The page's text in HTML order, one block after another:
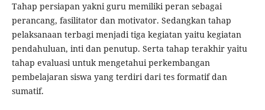
Tahap persiapan yakni guru memiliki peran sebagai
perancang, fasilitator dan motivator. Sedangkan tahap
pelaksanaan terbagi menjadi tiga kegiatan yaitu kegiatan
pendahuluan, inti dan penutup. Serta tahap terakhir yaitu
tahap evaluasi untuk mengetahui perkembangan
pembelajaran siswa yang terdiri dari tes formatif dan
sumatif.